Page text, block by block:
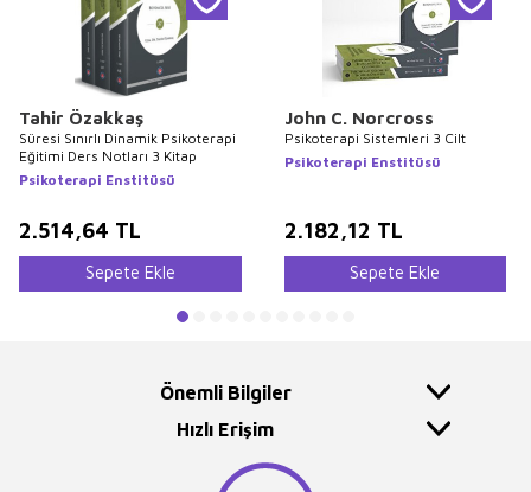
Tahir Özakkaş
Süresi Sınırlı Dinamik Psikoterapi
Eğitimi Ders Notları 3 Kitap
Psikoterapi Enstitüsü
2.514,64 TL
Sepete Ekle
John C. Norcross
Psikoterapi Sistemleri 3 Cilt
Psikoterapi Enstitüsü
2.182,12 TL
Sepete Ekle
Önemli Bilgiler
Hızlı Erişim